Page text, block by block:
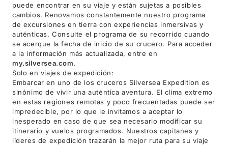
puede encontrar en su viaje y están sujetas a posibles
cambios. Renovamos constantemente nuestro programa
de excursiones en tierra con experiencias inmersivas y
auténticas. Consulte el programa de su recorrido cuando
se acerque la fecha de inicio de su crucero. Para acceder
a la información más actualizada, entre en
my.silversea.com.
Solo en viajes de expedición:
Embarcar en uno de los cruceros Silversea Expedition es
sinónimo de vivir una auténtica aventura. El clima extremo
en estas regiones remotas y poco frecuentadas puede ser
impredecible, por lo que le invitamos a aceptar lo
inesperado en caso de que sea necesario modificar su
itinerario y vuelos programados. Nuestros capitanes y
líderes de expedición trazarán la mejor ruta para su viaje